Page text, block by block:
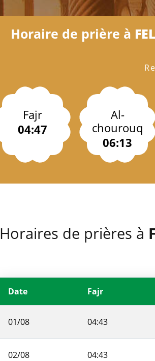
Horaire de prière à
Fajr
04:47
Al-
chourouq
06:13
Horaires de prières à
Date Fajr
01/08 04:43
02/08 04:43